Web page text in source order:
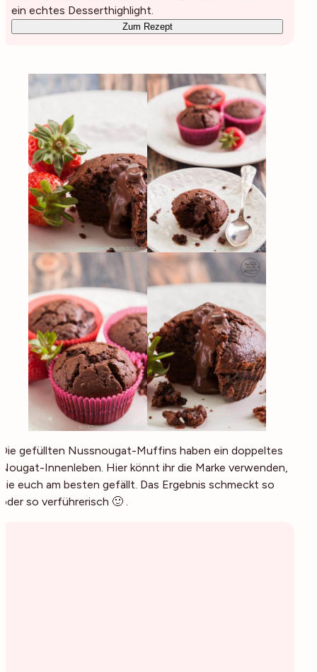
ein echtes Desserthighlight.
Zum Rezept
Die gefüllten Nussnougat-Muffins haben ein doppeltes
Nougat-Innenleben. Hier könnt ihr die Marke verwenden,
die euch am besten gefällt. Das Ergebnis schmeckt so
oder so verführerisch 🙂 .